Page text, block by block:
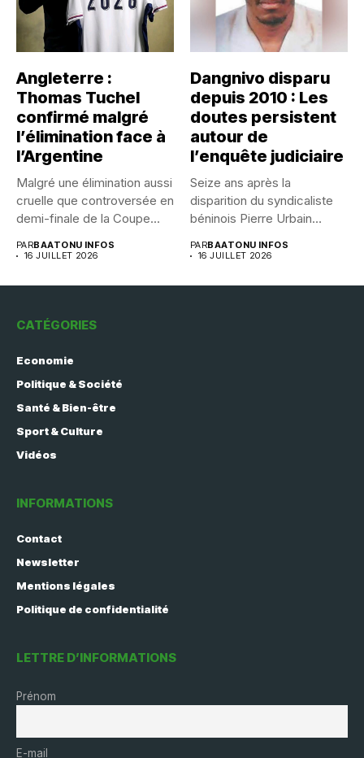
Angleterre :
Thomas Tuchel
confirmé malgré
l’élimination face à
l’Argentine
Malgré une élimination aussi
cruelle que controversée en
demi-finale de la Coupe...
PARBAATONU INFOS
16 JUILLET 2026
Dangnivo disparu
depuis 2010 : Les
doutes persistent
autour de
l’enquête judiciaire
Seize ans après la
disparition du syndicaliste
béninois Pierre Urbain
PARBAATONU INFOS
16 JUILLET 2026
CATÉGORIES
Economie
Politique & Société
Santé & Bien-être
Sport & Culture
Vidéos
INFORMATIONS
Contact
Newsletter
Mentions légales
Politique de confidentialité
LETTRE D’INFORMATIONS
Prénom
E-mail